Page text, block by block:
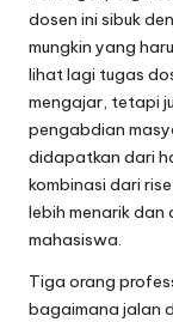
dosen ini sibuk
mungkin yang
lihat lagi tugas
mengajar, tetapi
pengabdian
didapatkan dari
kombinasi dari
lebih menarik
mahasiswa.
Tiga orang
bagaimana jalan